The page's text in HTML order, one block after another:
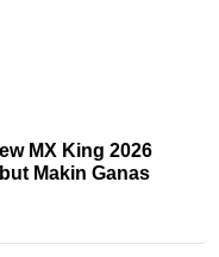
MX King 2026
Makin Ganas